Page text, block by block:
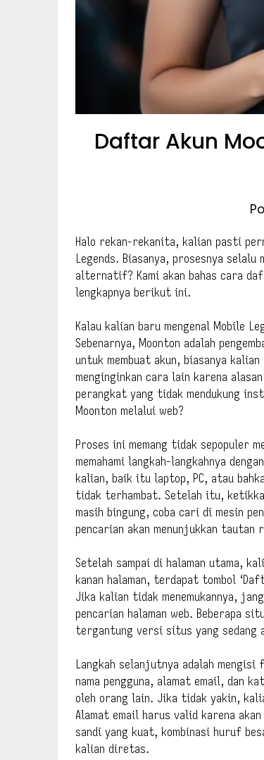
Daftar Akun
Halo rekan-rekanita, kalian pasti
Legends. Biasanya, prosesnya
alternatif? Kami akan bahas cara
lengkapnya berikut ini.
Kalau kalian baru mengenal Mobile
Sebenarnya, Moonton adalah
untuk membuat akun, biasanya
menginginkan cara lain karena
perangkat yang tidak mendukung
Moonton melalui web?
Proses ini memang tidak sepopuler
memahami langkah-langkahnya
kalian, baik itu laptop, PC, atau
tidak terhambat. Setelah itu,
masih bingung, coba cari di mesin
pencarian akan menunjukkan tautan
Setelah sampai di halaman utama,
kanan halaman, terdapat tombol
Jika kalian tidak menemukannya,
pencarian halaman web. Beberapa
tergantung versi situs yang sedang
Langkah selanjutnya adalah
nama pengguna, alamat email, dan
oleh orang lain. Jika tidak yakin,
Alamat email harus valid karena
sandi yang kuat, kombinasi huruf
kalian diretas.